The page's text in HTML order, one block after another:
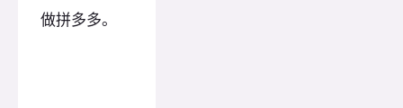
做拼多多。